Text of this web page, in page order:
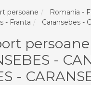
persoane
Romania -
- Franta
Caransebes -
persoane
-
-